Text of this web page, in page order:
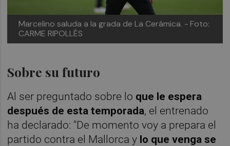
Marcelino saluda a la grada de La Cerámica. - Foto:
CARME RIPOLLÉS
Sobre su futuro
Al ser preguntado sobre lo que le espera
después de esta temporada, el entrenado
ha declarado: "De momento voy a prepara el
partido contra el Mallorca y lo que venga se